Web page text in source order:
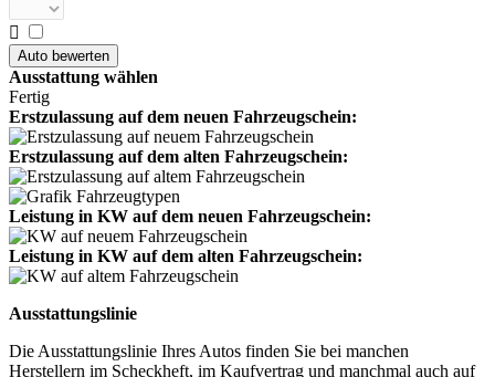

Ausstattung wählen
Fertig
Erstzulassung auf dem neuen Fahrzeugschein:
Erstzulassung auf dem alten Fahrzeugschein:
Leistung in KW auf dem neuen Fahrzeugschein:
Leistung in KW auf dem alten Fahrzeugschein:
Ausstattungslinie
Die Ausstattungslinie Ihres Autos finden Sie bei manchen
Herstellern im Scheckheft, im Kaufvertrag und manchmal auch auf